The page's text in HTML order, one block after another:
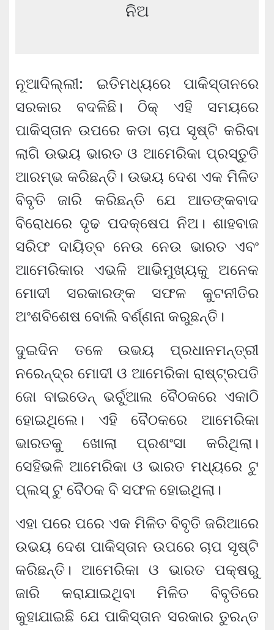
ନିଅ
ନୂଆଦିଲ୍ଲୀ: ଇତିମଧ୍ୟରେ ପାକିସ୍ତାନରେ
ସରକାର ବଦଳିଛି। ଠିକ୍ ଏହି ସମୟରେ
ପାକିସ୍ତାନ ଉପରେ କଡା ଚାପ ସୃଷ୍ଟି କରିବା
ଲାଗି ଉଭୟ ଭାରତ ଓ ଆମେରିକା ପ୍ରସ୍ତୁତି
ଆରମ୍ଭ କରିଛନ୍ତି। ଉଭୟ ଦେଶ ଏକ ମିଳିତ
ବିବୃତି ଜାରି କରିଛନ୍ତି ଯେ ଆତଙ୍କବାଦ
ବିରୋଧରେ ଦୃଢ ପଦକ୍ଷେପ ନିଅ। ଶାହବାଜ
ସରିଫ ଦାୟିତ୍ବ ନେଉ ନେଉ ଭାରତ ଏବଂ
ଆମେରିକାର ଏଭଳି ଆଭିମୁଖ୍ୟକୁ ଅନେକ
ମୋଦୀ ସରକାରଙ୍କ ସଫଳ କୁଟନୀତିର
ଅଂଶବିଶେଷ ବୋଲି ବର୍ଣ୍ଣନା କରୁଛନ୍ତି।
ଦୁଇଦିନ ତଳେ ଉଭୟ ପ୍ରଧାନମନ୍ତ୍ରୀ
ନରେନ୍ଦ୍ର ମୋଦୀ ଓ ଆମେରିକା ରାଷ୍ଟ୍ରପତି
ଜୋ ବାଇଡେନ୍ ଭର୍ଚୁଆଲ ବୈଠକରେ ଏକାଠି
ହୋଇଥିଲେ। ଏହି ବୈଠକରେ ଆମେରିକା
ଭାରତକୁ ଖୋଲା ପ୍ରଶଂସା କରିଥିଲା।
ସେହିଭଳି ଆମେରିକା ଓ ଭାରତ ମଧ୍ୟରେ ଟୁ
ପ୍ଲସ୍ ଟୁ ବୈଠକ ବି ସଫଳ ହୋଇଥିଲା।
ଏହା ପରେ ପରେ ଏକ ମିଳିତ ବିବୃତି ଜରିଆରେ
ଉଭୟ ଦେଶ ପାକିସ୍ତାନ ଉପରେ ଚାପ ସୃଷ୍ଟି
କରିଛନ୍ତି। ଆମେରିକା ଓ ଭାରତ ପକ୍ଷରୁ
ଜାରି କରାଯାଇଥିବା ମିଳିତ ବିବୃତିରେ
କୁହାଯାଇଛି ଯେ ପାକିସ୍ତାନ ସରକାର ତୁରନ୍ତ